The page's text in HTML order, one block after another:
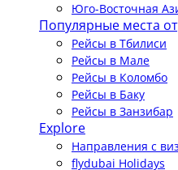
Юго-Восточная
Популярные места
Рейсы в Тбилиси
Рейсы в Мале
Рейсы в Коломбо
Рейсы в Баку
Рейсы в Занзибар
Explore
Направления с
flydubai Holidays